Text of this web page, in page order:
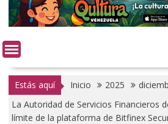
Estás aquí Inicio 2025
La Autoridad de Servicios Financieros
límite de la plataforma de Bitfinex